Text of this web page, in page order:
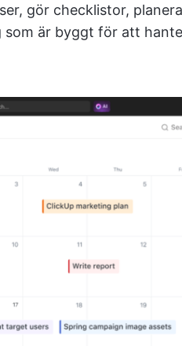
gör checklistor,
är byggt för att